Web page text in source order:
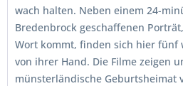
wach halten. Neben einem 24-
Bredenbrock geschaffenen
Wort kommt, finden sich hier fünf
von ihrer Hand. Die Filme zeigen
münsterländische Geburtsheimat